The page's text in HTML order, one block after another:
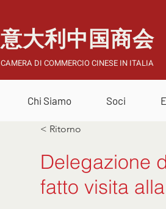
意大利中国商会
CAMERA DI COMMERCIO CINESE IN ITALIA
Chi Siamo Soci
< Ritorno
Delegazione
fatto visita